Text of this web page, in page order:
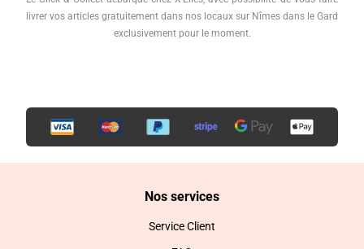
livrer vos articles gratuitement dans nos locaux sur Nîmes dans le Gard
exclusivement pour le moment.
Nos services
Service Client